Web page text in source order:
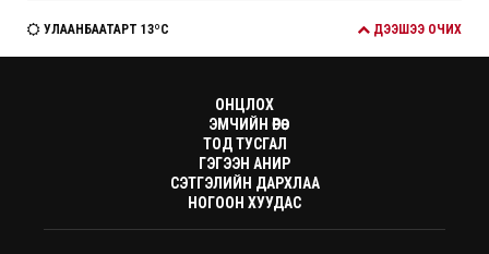
ДЭЭШЭЭ ОЧИХ
УЛААНБААТАРТ 13ºC
ОНЦЛОХ
ЭМЧИЙН ӨРӨӨ
ТОД ТУСГАЛ
ГЭГЭЭН АНИР
СЭТГЭЛИЙН ДАРХЛАА
НОГООН ХУУДАС